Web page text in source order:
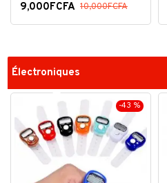
9,000FCFA 10,000FCFA
Électroniques
-43 %